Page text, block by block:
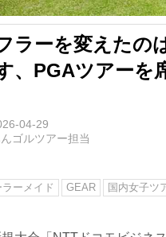
ラーを変えた
、PGAツアーを
04-29
ゴルツアー担当
ラーメイド GEAR 国内女子ツ